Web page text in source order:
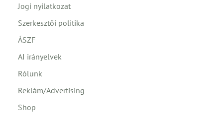
Jogi nyilatkozat
Szerkesztői politika
ÁSZF
AI irányelvek
Rólunk
Reklám/Advertising
Shop